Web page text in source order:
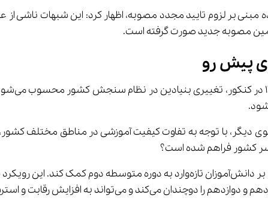
بر لزوم تایید مجدد مصوبه، اظهار کرد: این شبهات ناشی
مصوبه جدید صورت گرفته است.
مصوبه جدید
به فعالیت‌های آموزشی در طول سال تحصیلی را افزایش می‌دهد و از سوی دیگر، با توجه به تفاوت کیفیت